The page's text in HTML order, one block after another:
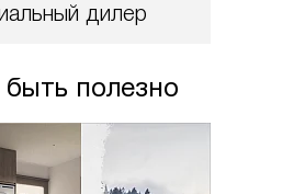
дилер
полезно